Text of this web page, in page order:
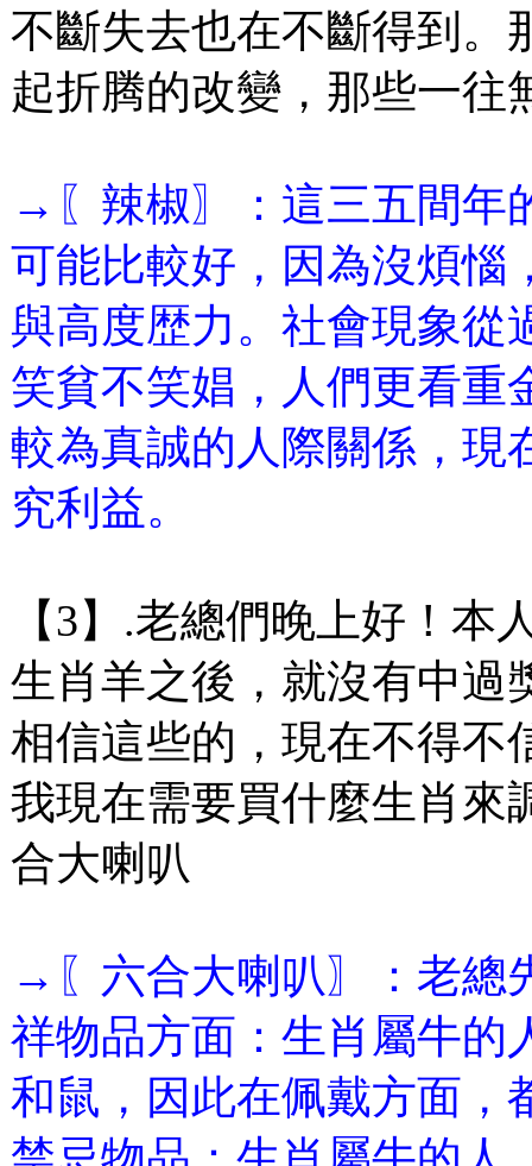
不斷失去也在不斷得到。
起折腾的改變，那些一
→〖辣椒〗：這三五間年
可能比較好，因為沒煩惱
與高度歴力。社會現象從
笑貧不笑娼，人們更看重
較為真誠的人際關係，現
究利益。
【3】.老總們晚上好！本
生肖羊之後，就沒有中過
相信這些的，現在不得不
我現在需要買什麼生肖
合大喇叭
→〖六合大喇叭〗：老總
祥物品方面：生肖屬牛的
和鼠，因此在佩戴方面，